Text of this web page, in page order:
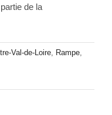
de la
Val-de-Loire, Rampe,